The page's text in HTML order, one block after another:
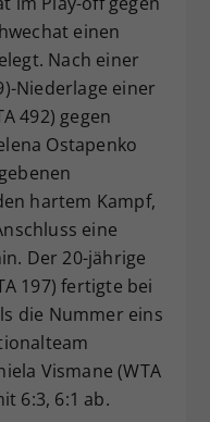
einen
Nach einer
Niederlage einer
492) gegen
Ostapenko
hartem Kampf,
eine
Der 20-jährige
197) fertigte bei
die Nummer eins
Vismane (WTA
6:3, 6:1 ab.
Ihre Consent-
anderem eine
ID, für die
Ihrer
falls der
dies eingestellt